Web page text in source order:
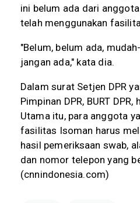
ini belum ada dari
telah menggunakan
"Belum, belum ada,
jangan ada," kata dia.
Dalam surat Setjen DPR
Pimpinan DPR, BURT
Utama itu, para anggota
fasilitas Isoman harus
hasil pemeriksaan swab,
dan nomor telepon yang
(cnnindonesia.com)